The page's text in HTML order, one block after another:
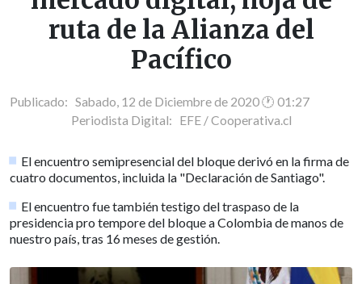
ruta de la Alianza del
Pacífico
Publicado: Sabado, 12 de Diciembre de 2020 🕐 01:27
Periodista Digital: EFE / Cooperativa.cl
El encuentro semipresencial del bloque derivó en la firma de
cuatro documentos, incluida la "Declaración de Santiago".
El encuentro fue también testigo del traspaso de la
presidencia pro tempore del bloque a Colombia de manos de
nuestro país, tras 16 meses de gestión.